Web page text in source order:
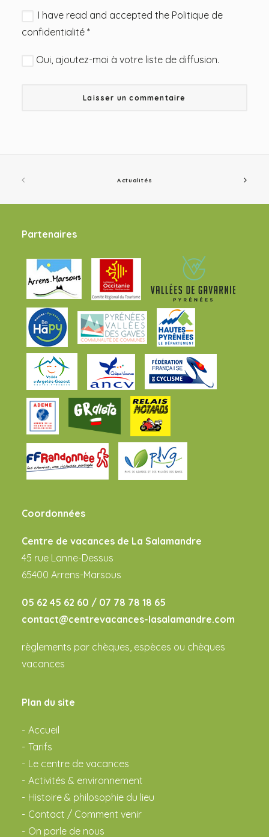
I have read and accepted the Politique de
confidentialité *
Oui, ajoutez-moi à votre liste de diffusion.
Actualités
Partenaires
Coordonnées
Centre de vacances de La Salamandre
45 rue Lanne-Dessus
65400 Arrens-Marsous
05 62 45 62 60 / 07 78 78 18 65
contact@centrevacances-lasalamandre.com
règlements par chèques, espèces ou chèques
vacances
Plan du site
Accueil
Tarifs
Le centre de vacances
Activités & environnement
Histoire & philosophie du lieu
Contact / Comment venir
On parle de nous